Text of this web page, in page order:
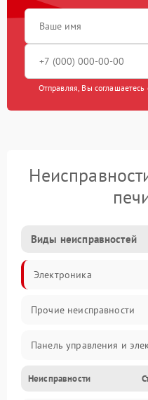
Отправляя, Вы соглашаетесь
Виды неисправностей
Электроника
Прочие неисправности
Панель управления и
Дверца и корпус
Неисправности